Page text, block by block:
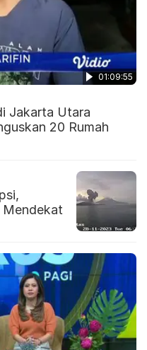
01:09:55
Jakarta Utara
20 Rumah
Mendekat